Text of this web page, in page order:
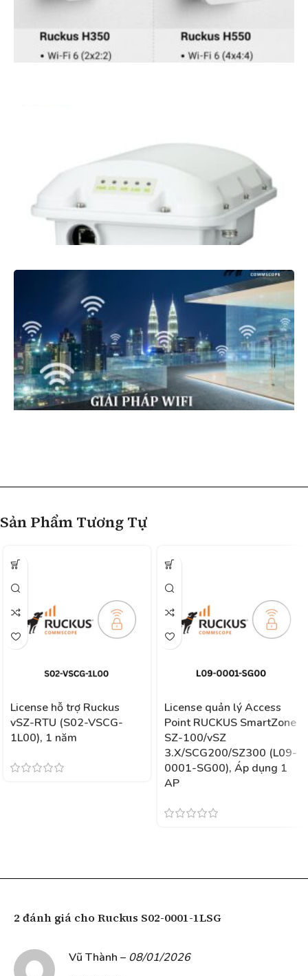
Sản Phẩm Tương Tự
License hỗ trợ Ruckus
vSZ-RTU (S02-VSCG-
1L00), 1 năm
License quản lý Access
Point RUCKUS SmartZone
SZ-100/vSZ
3.X/SCG200/SZ300 (L09-
0001-SG00), Áp dụng 1
AP
2 đánh giá cho Ruckus S02-0001-1LSG
Vũ Thành – 08/01/2026